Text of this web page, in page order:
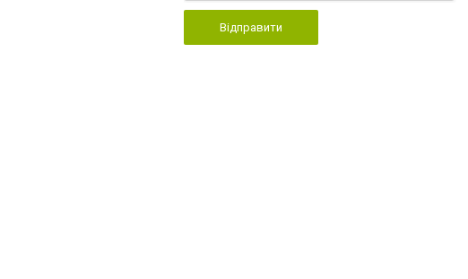
Відправити